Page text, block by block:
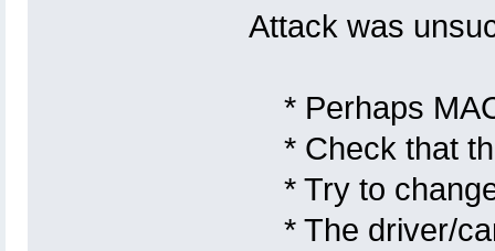
Attack was
* Perhaps
* Check that
* Try to
* The driver/